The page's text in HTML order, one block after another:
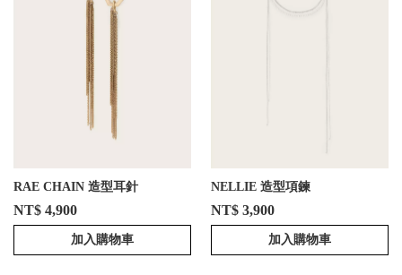
RAE CHAIN 造型耳針
NT$ 4,900
加入購物車
NELLIE 造型項鍊
NT$ 3,900
加入購物車